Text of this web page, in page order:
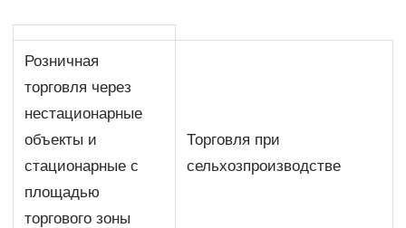
Розничная
торговля через
нестационарные
объекты и
стационарные с
площадью
торгового зоны
Торговля при
сельхозпроизводстве